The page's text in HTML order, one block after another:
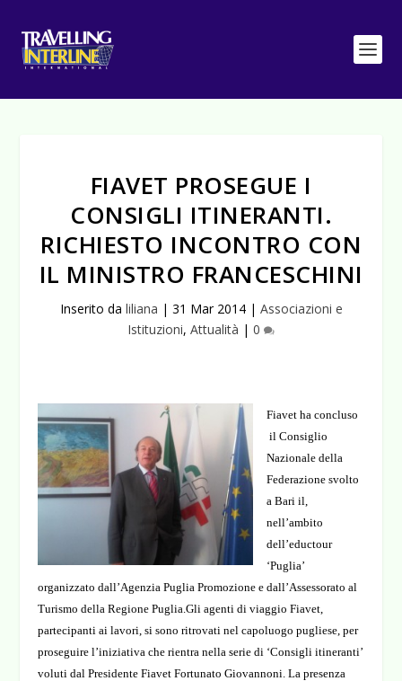
FIAVET PROSEGUE I
CONSIGLI ITINERANTI.
RICHIESTO INCONTRO CON
IL MINISTRO FRANCESCHINI
Inserito da liliana | 31 Mar 2014| Associazioni e
Istituzioni, Attualità | 0
Fiavet ha concluso
il Consiglio
Nazionale della
Federazione svolto
a Bari il,
nell’ambito
dell’eductour
‘Puglia’
organizzato dall’Agenzia Puglia Promozione e dall’Assessorato al
Turismo della Regione Puglia.Gli agenti di viaggio Fiavet,
partecipanti ai lavori, si sono ritrovati nel capoluogo pugliese, per
proseguire l’iniziativa che rientra nella serie di ‘Consigli itineranti’
voluti dal Presidente Fiavet Fortunato Giovannoni.La presenza